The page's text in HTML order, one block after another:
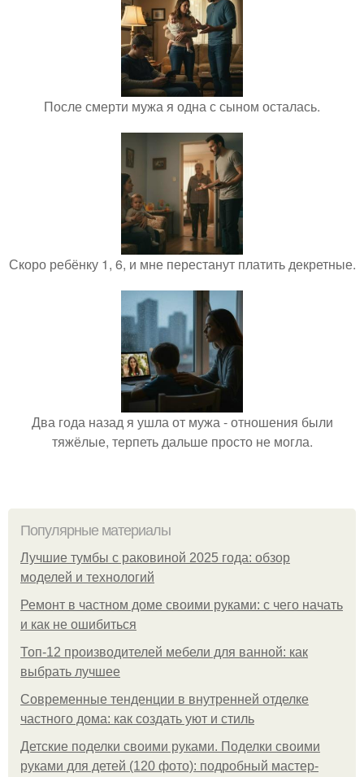
После смерти мужа я одна с сыном осталась.
Скоро ребёнку 1, 6, и мне перестанут платить декретные.
Два года назад я ушла от мужа - отношения были
тяжёлые, терпеть дальше просто не могла.
Популярные материалы
Лучшие тумбы с раковиной 2025 года: обзор
моделей и технологий
Ремонт в частном доме своими руками: с чего начать
и как не ошибиться
Топ-12 производителей мебели для ванной: как
выбрать лучшее
Современные тенденции в внутренней отделке
частного дома: как создать уют и стиль
Детские поделки своими руками. Поделки своими
руками для детей (120 фото): подробный мастер-